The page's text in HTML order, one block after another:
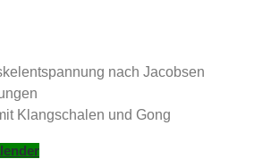
nach Jacobsen
Klangschalen und Gong